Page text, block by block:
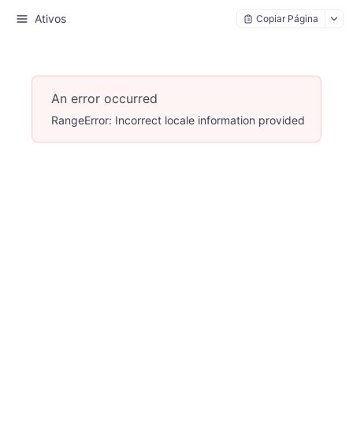
Ativos Copiar Página
An error occurred
RangeError: Incorrect locale information provided